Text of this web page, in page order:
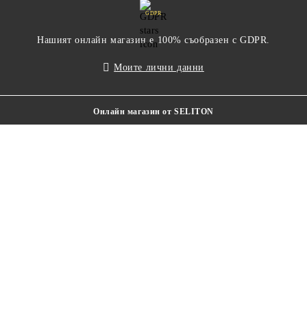
GDPR
Нашият онлайн магазин е 100% съобразен с GDPR.
Моите лични данни
Онлайн магазин от SELITON